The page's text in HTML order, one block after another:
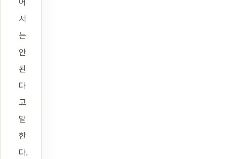
서
는
안
된
다
고
말
한
다.